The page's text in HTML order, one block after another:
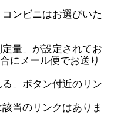
ンビニはお選びいた
量」が設定されてお
にメール便でお送り
」ボタン付近のリン
当のリンクはありま